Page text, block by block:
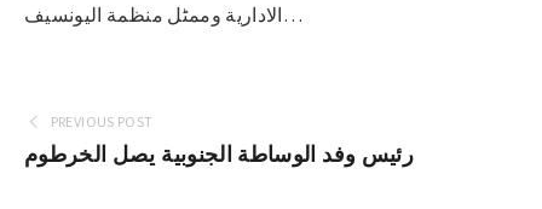
الاداریة وممٹل منظمة الیونسیف…
PREVIOUS POST
رئيس وفد الوساطة الجنوبية يصل الخرطوم